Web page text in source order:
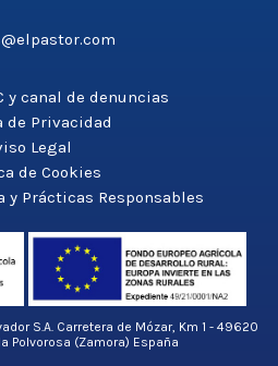
'aldea_v3');
>
y canal de denuncias
de Privacidad
Legal
de Cookies
y Prácticas Responsables
S.A. Carretera de Mózar, Km 1 - 49620
Polvorosa (Zamora) España